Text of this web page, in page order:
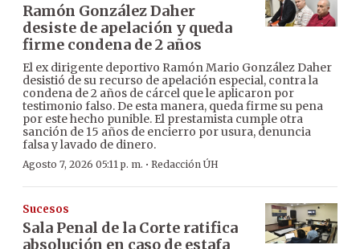
Ramón González Daher
desiste de apelación y queda
firme condena de 2 años
El ex dirigente deportivo Ramón Mario González Daher
desistió de su recurso de apelación especial, contra la
condena de 2 años de cárcel que le aplicaron por
testimonio falso. De esta manera, queda firme su pena
por este hecho punible. El prestamista cumple otra
sanción de 15 años de encierro por usura, denuncia
falsa y lavado de dinero.
Agosto 7, 2026 05:11 p. m. · Redacción ÚH
Sucesos
Sala Penal de la Corte ratifica
absolución en caso de estafa